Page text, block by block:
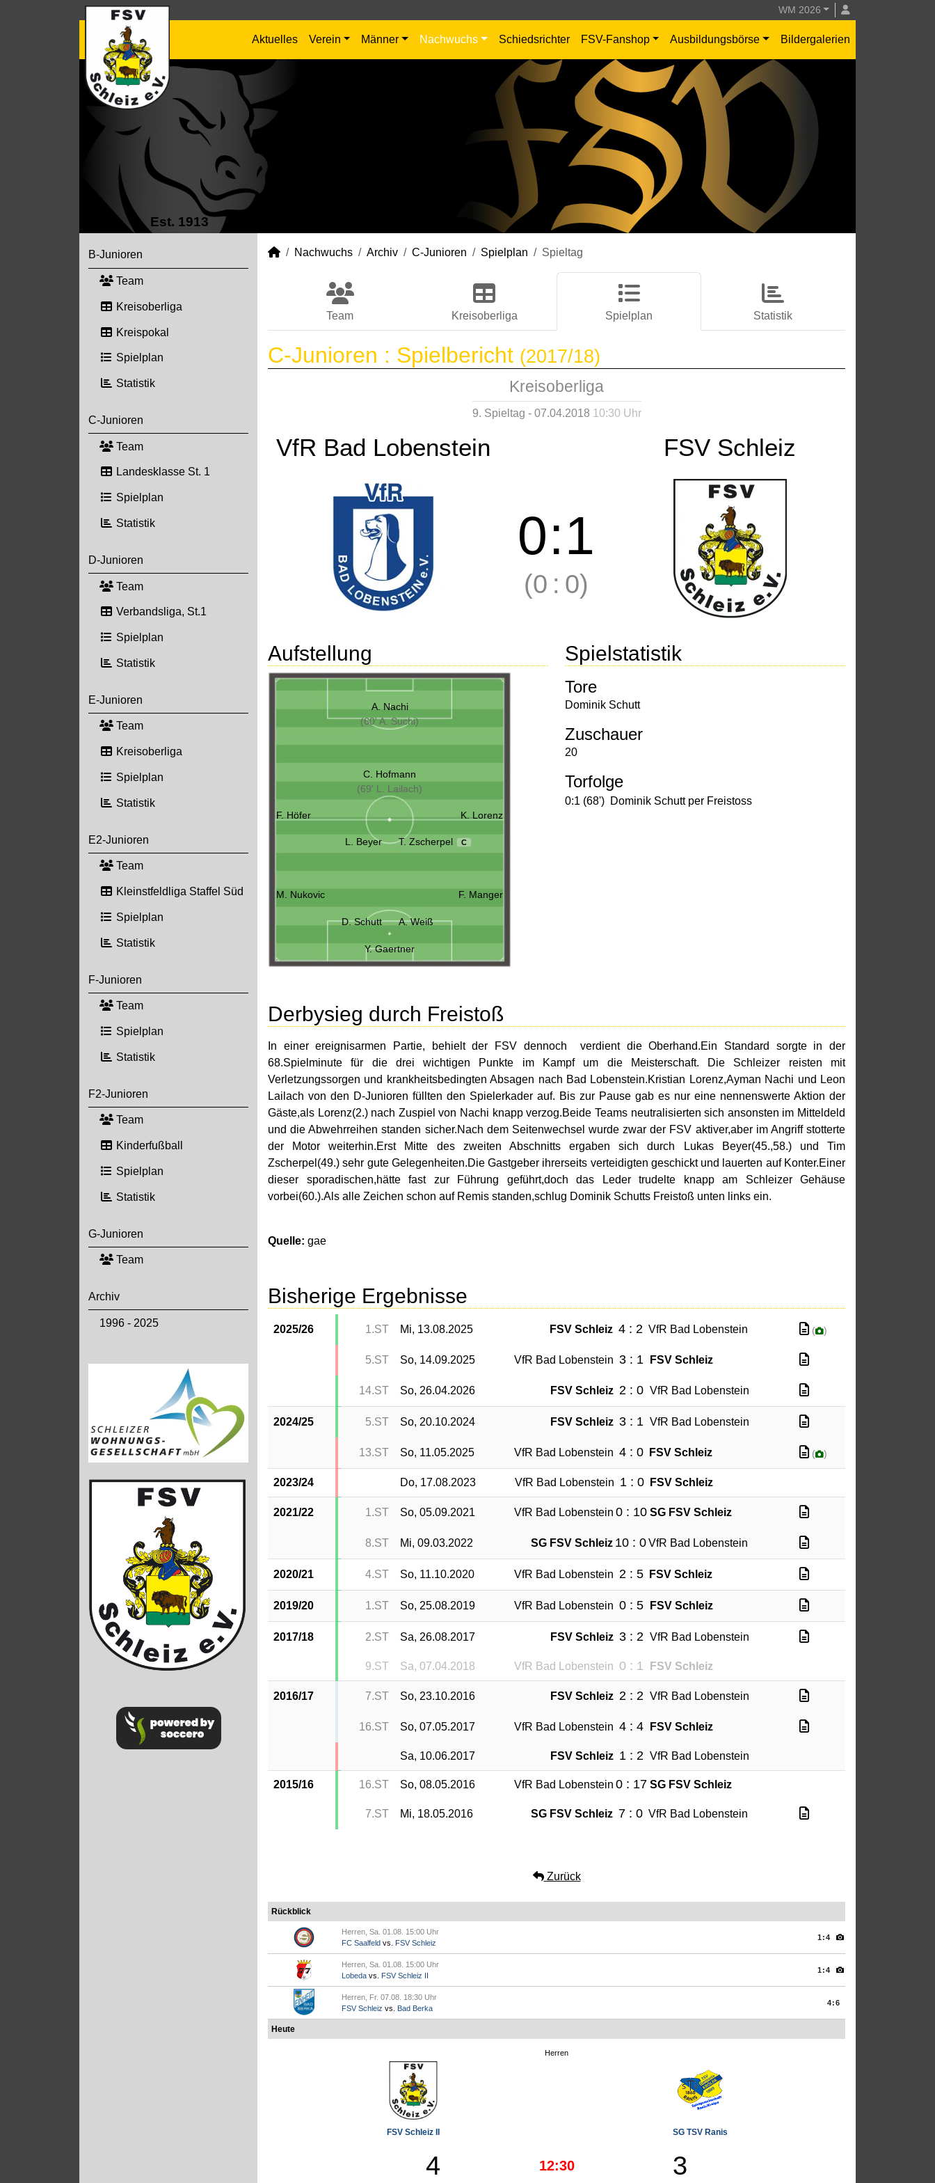
WM 2026
Aktuelles Verein Männer Nachwuchs Schiedsrichter FSV-Fanshop Ausbildungsbörse Bildergalerien
Est. 1913
B-Junioren
Team
Kreisoberliga
Kreispokal
Spielplan
Statistik
C-Junioren
Team
Landesklasse St. 1
Spielplan
Statistik
D-Junioren
Team
Verbandsliga, St.1
Spielplan
Statistik
E-Junioren
Team
Kreisoberliga
Spielplan
Statistik
E2-Junioren
Team
Kleinstfeldliga Staffel Süd
Spielplan
Statistik
F-Junioren
Team
Spielplan
Statistik
F2-Junioren
Team
Kinderfußball
Spielplan
Statistik
G-Junioren
Team
Archiv
1996 - 2025
Nachwuchs Archiv C-Junioren Spielplan Spieltag
Team Kreisoberliga Spielplan Statistik
C-Junioren : Spielbericht (2017/18)
Kreisoberliga
9. Spieltag - 07.04.2018 10:30 Uhr
VfR Bad Lobenstein FSV Schleiz
0:1
(0 : 0)
Aufstellung
A. Nachi
(60' A. Suchi)
C. Hofmann
(69' L. Lailach)
F. Höfer K. Lorenz
L. Beyer T. Zscherpel C
M. Nukovic F. Manger
D. Schutt A. Weiß
Y. Gaertner
Spielstatistik
Tore
Dominik Schutt
Zuschauer
20
Torfolge
0:1 (68') Dominik Schutt per Freistoss
Derbysieg durch Freistoß
In einer ereignisarmen Partie, behielt der FSV dennoch verdient die Oberhand.Ein Standard sorgte in der
68.Spielminute für die drei wichtigen Punkte im Kampf um die Meisterschaft. Die Schleizer reisten mit
Verletzungssorgen und krankheitsbedingten Absagen nach Bad Lobenstein.Kristian Lorenz,Ayman Nachi und Leon
Lailach von den D-Junioren füllten den Spielerkader auf. Bis zur Pause gab es nur eine nennenswerte Aktion der
Gäste,als Lorenz(2.) nach Zuspiel von Nachi knapp verzog.Beide Teams neutralisierten sich ansonsten im Mitteldeld
und die Abwehrreihen standen sicher.Nach dem Seitenwechsel wurde zwar der FSV aktiver,aber im Angriff stotterte
der Motor weiterhin.Erst Mitte des zweiten Abschnitts ergaben sich durch Lukas Beyer(45.,58.) und Tim
Zscherpel(49.) sehr gute Gelegenheiten.Die Gastgeber ihrerseits verteidigten geschickt und lauerten auf Konter.Einer
dieser sporadischen,hätte fast zur Führung geführt,doch das Leder trudelte knapp am Schleizer Gehäuse
vorbei(60.).Als alle Zeichen schon auf Remis standen,schlug Dominik Schutts Freistoß unten links ein.
Quelle: gae
Bisherige Ergebnisse
2025/26 1.ST Mi, 13.08.2025 FSV Schleiz 4 : 2 VfR Bad Lobenstein ( )
5.ST So, 14.09.2025 VfR Bad Lobenstein 3 : 1 FSV Schleiz
14.ST So, 26.04.2026 FSV Schleiz 2 : 0 VfR Bad Lobenstein
2024/25 5.ST So, 20.10.2024 FSV Schleiz 3 : 1 VfR Bad Lobenstein
13.ST So, 11.05.2025 VfR Bad Lobenstein 4 : 0 FSV Schleiz ( )
2023/24 Do, 17.08.2023 VfR Bad Lobenstein 1 : 0 FSV Schleiz
2021/22 1.ST So, 05.09.2021 VfR Bad Lobenstein 0 : 10 SG FSV Schleiz
8.ST Mi, 09.03.2022 SG FSV Schleiz 10 : 0 VfR Bad Lobenstein
2020/21 4.ST So, 11.10.2020 VfR Bad Lobenstein 2 : 5 FSV Schleiz
2019/20 1.ST So, 25.08.2019 VfR Bad Lobenstein 0 : 5 FSV Schleiz
2017/18 2.ST Sa, 26.08.2017 FSV Schleiz 3 : 2 VfR Bad Lobenstein
9.ST Sa, 07.04.2018 VfR Bad Lobenstein 0 : 1 FSV Schleiz
2016/17 7.ST So, 23.10.2016 FSV Schleiz 2 : 2 VfR Bad Lobenstein
16.ST So, 07.05.2017 VfR Bad Lobenstein 4 : 4 FSV Schleiz
Sa, 10.06.2017 FSV Schleiz 1 : 2 VfR Bad Lobenstein
2015/16 16.ST So, 08.05.2016 VfR Bad Lobenstein 0 : 17 SG FSV Schleiz
7.ST Mi, 18.05.2016 SG FSV Schleiz 7 : 0 VfR Bad Lobenstein
Zurück
Rückblick
Herren, Sa. 01.08. 15:00 Uhr
FC Saalfeld vs. FSV Schleiz
1:4
Herren, Sa. 01.08. 15:00 Uhr
Lobeda vs. FSV Schleiz II
1:4
Herren, Fr. 07.08. 18:30 Uhr
FSV Schleiz vs. Bad Berka
4:6
Heute
Herren
FSV Schleiz II SG TSV Ranis
4 12:30 3